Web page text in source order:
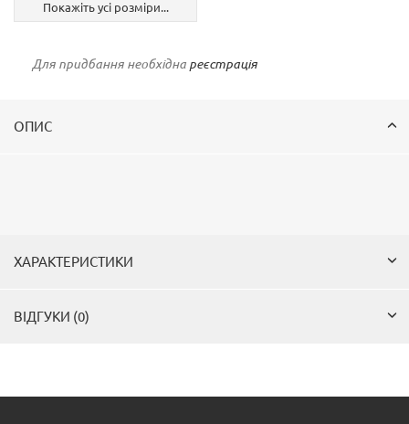
Покажіть усі розміри...
Для придбання необхідна реєстрація
ОПИС
ХАРАКТЕРИСТИКИ
ВІДГУКИ (0)